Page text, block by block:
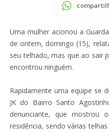
Uma mulher acionou a
de ontem, domingo (15),
seu telhado, mas que ao sair
encontrou ninguém.
Rapidamente uma equipe se
JK do Bairro Santo
denunciante, que mostrou
residência, sendo várias